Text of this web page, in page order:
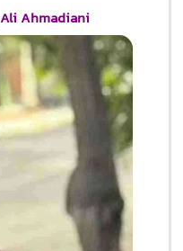
Ali Ahmadiani